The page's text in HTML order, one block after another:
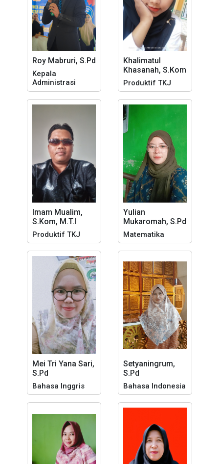
Roy Mabruri, S.Pd
Kepala
Administrasi
Khalimatul
Khasanah, S.Kom
Produktif TKJ
Imam Mualim,
S.Kom, M.T.I
Produktif TKJ
Yulian
Mukaromah, S.Pd
Matematika
Mei Tri Yana Sari,
S.Pd
Bahasa Inggris
Setyaningrum,
S.Pd
Bahasa Indonesia